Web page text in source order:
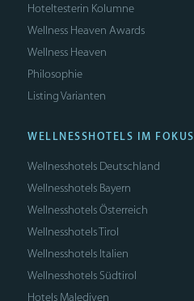
Hoteltesterin Kolumne
Wellness Heaven Awards
Wellness Heaven
Philosophie
Listing Varianten
WELLNESSHOTELS IM FOKUS
Wellnesshotels Deutschland
Wellnesshotels Bayern
Wellnesshotels Österreich
Wellnesshotels Tirol
Wellnesshotels Italien
Wellnesshotels Südtirol
Hotels Malediven